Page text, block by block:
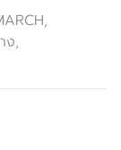
,
ง,